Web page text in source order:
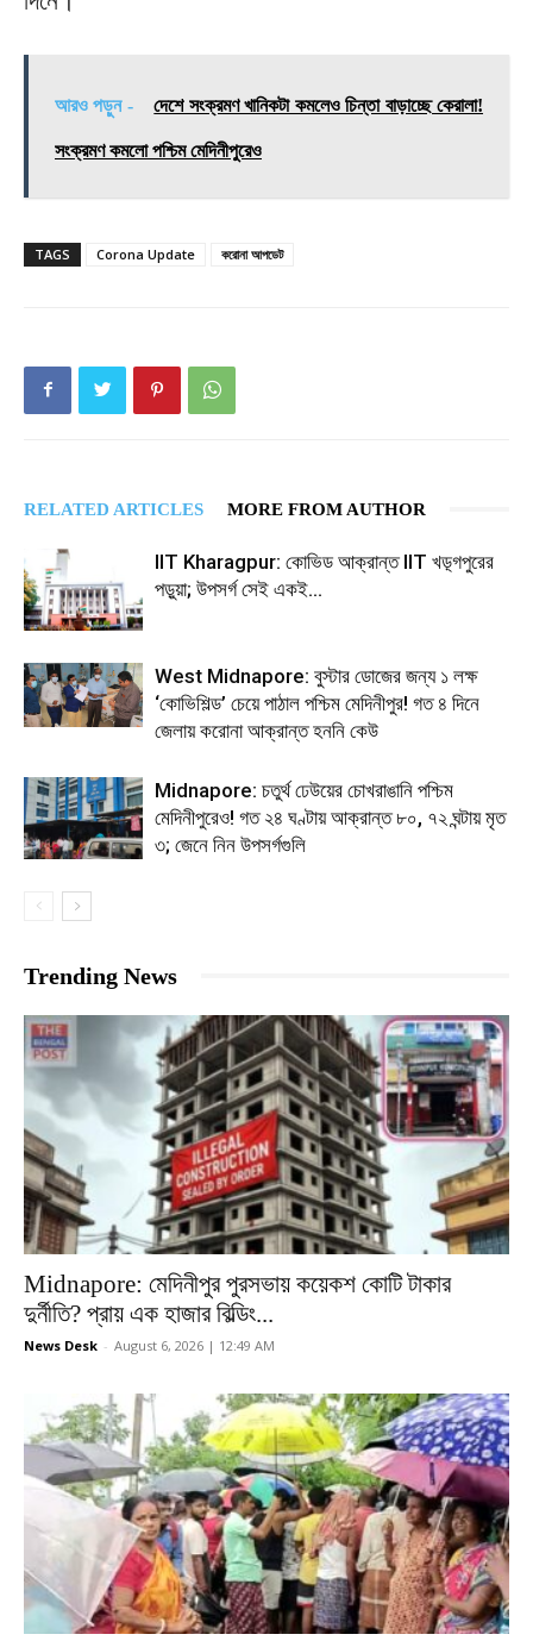
আরও পড়ুন - দেশে সংক্রমণ খানিকটা কমলেও চিন্তা বাড়াচ্ছে কেরালা!
সংক্রমণ কমলো পশ্চিম মেদিনীপুরেও
TAGS Corona Update করোনা আপডেট
RELATED ARTICLES MORE FROM AUTHOR
IIT Kharagpur: কোভিড আক্রান্ত IIT খড়্গপুরের
পড়ুয়া; উপসর্গ সেই একই…
West Midnapore: বুস্টার ডোজের জন্য ১ লক্ষ
‘কোভিশিল্ড’ চেয়ে পাঠাল পশ্চিম মেদিনীপুর! গত ৪ দিনে
জেলায় করোনা আক্রান্ত হননি কেউ
Midnapore: চতুর্থ ঢেউয়ের চোখরাঙানি পশ্চিম
মেদিনীপুরেও! গত ২৪ ঘণ্টায় আক্রান্ত ৮০, ৭২ ঘন্টায় মৃত
৩; জেনে নিন উপসর্গগুলি
Trending News
Midnapore: মেদিনীপুর পুরসভায় কয়েকশ কোটি টাকার
দুর্নীতি? প্রায় এক হাজার বিল্ডিং...
News Desk - August 6, 2026 | 12:49 AM